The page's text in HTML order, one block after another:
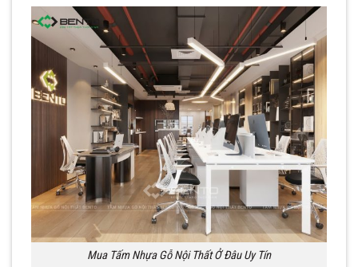
Mua Tấm Nhựa Gỗ Nội Thất Ở Đâu Uy Tín